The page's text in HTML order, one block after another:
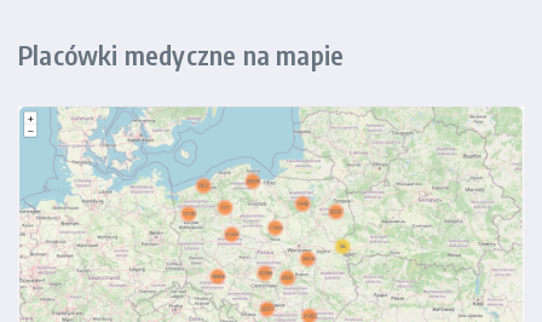
Placówki medyczne na mapie